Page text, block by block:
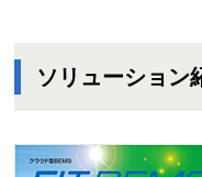
ソリューション